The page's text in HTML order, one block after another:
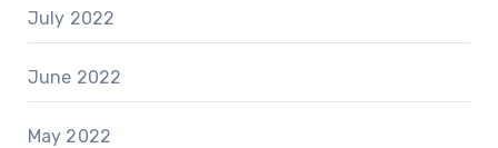
July 2022
June 2022
May 2022